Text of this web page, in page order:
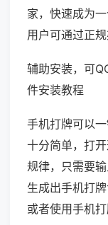
家，快速成为
用户可通过正规
辅助安装，可
件安装教程
手机打牌可以
十分简单，打
规律，只需要
生成出手机打
或者使用手机